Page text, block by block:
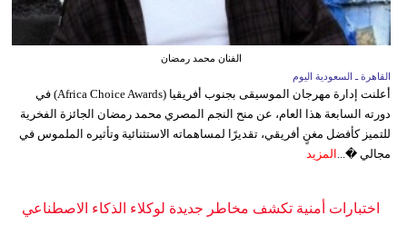
الفنان محمد رمضان
القاهرة ـ السعودية اليوم
أعلنت إدارة مهرجان الموسيقى بجنوب أفريقيا (Africa Choice Awards) في
دورته السابعة هذا العام، عن منح النجم المصري محمد رمضان الجائزة الفخرية
للتميز كأفضل مغنٍ أفريقي، تقديرًا لمساهماته الاستثنائية وتأثيره الملموس في
مجالي �... المزيد
اختبارات أمنية تكشف مخاطر جديدة لوكلاء الذكاء الاصطناعي